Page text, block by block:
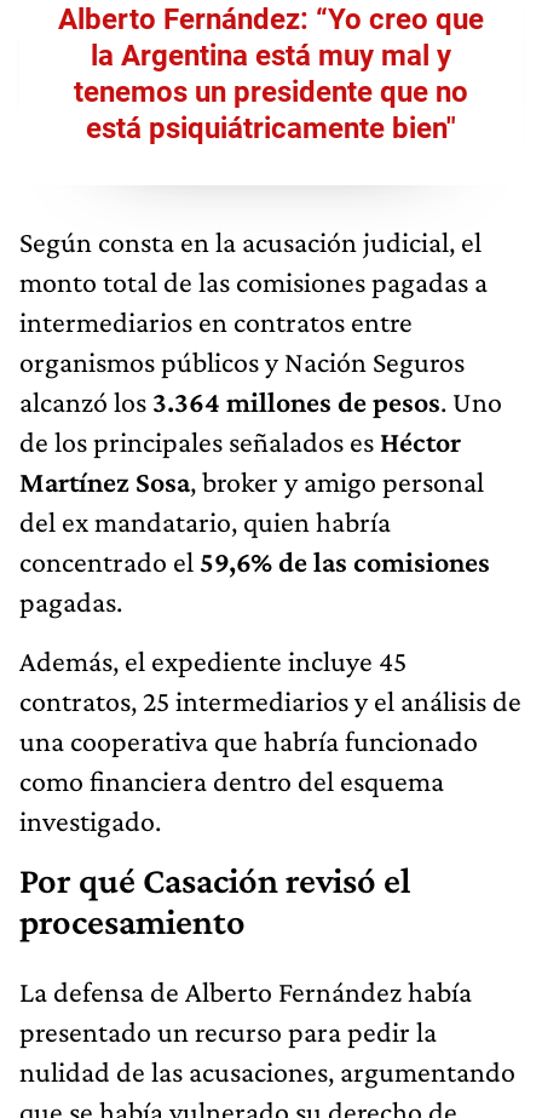
Alberto Fernández: “Yo creo que
la Argentina está muy mal y
tenemos un presidente que no
está psiquiátricamente bien"
Según consta en la acusación judicial, el
monto total de las comisiones pagadas a
intermediarios en contratos entre
organismos públicos y Nación Seguros
alcanzó los 3.364 millones de pesos. Uno
de los principales señalados es Héctor
Martínez Sosa, broker y amigo personal
del ex mandatario, quien habría
concentrado el 59,6% de las comisiones
pagadas.
Además, el expediente incluye 45
contratos, 25 intermediarios y el análisis de
una cooperativa que habría funcionado
como financiera dentro del esquema
investigado.
Por qué Casación revisó el
procesamiento
La defensa de Alberto Fernández había
presentado un recurso para pedir la
nulidad de las acusaciones, argumentando
que se había vulnerado su derecho de